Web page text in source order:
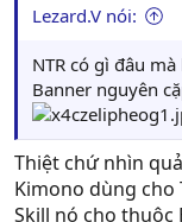
Lezard.V nói:
NTR có gì đâu mà
Banner nguyên
Thiệt chứ nhìn
Kimono dùng cho
Skill nó cho thuộc